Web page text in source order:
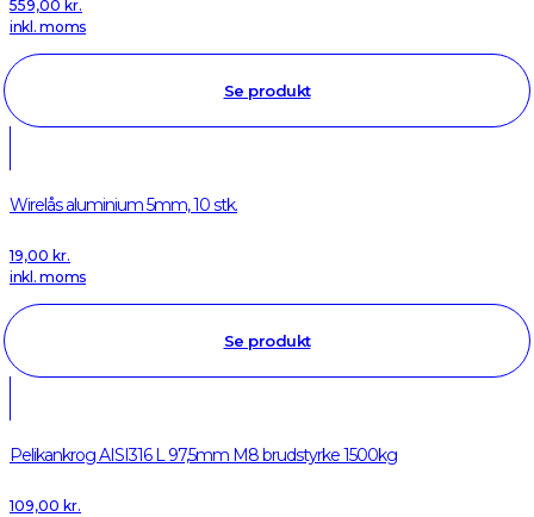
559,00 kr.
inkl. moms
Se produkt
Wirelås aluminium 5mm, 10 stk.
19,00 kr.
inkl. moms
Se produkt
Pelikankrog AISI316 L 97,5mm M8 brudstyrke 1500kg
109,00 kr.